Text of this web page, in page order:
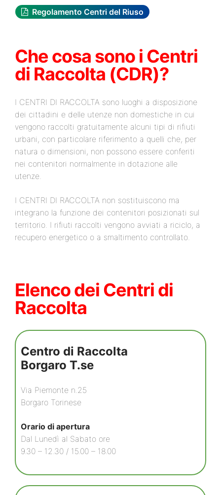
Regolamento Centri del Riuso
Che cosa sono i Centri
di Raccolta (CDR)?
I CENTRI DI RACCOLTA sono luoghi a disposizione
dei cittadini e delle utenze non domestiche in cui
vengono raccolti gratuitamente alcuni tipi di rifiuti
urbani, con particolare riferimento a quelli che, per
natura o dimensioni, non possono essere conferiti
nei contenitori normalmente in dotazione alle
utenze.
I CENTRI DI RACCOLTA non sostituiscono ma
integrano la funzione dei contenitori posizionati sul
territorio. I rifiuti raccolti vengono avviati a riciclo, a
recupero energetico o a smaltimento controllato.
Elenco dei Centri di
Raccolta
Centro di Raccolta
Borgaro T.se
Via Piemonte n.25
Borgaro Torinese
Orario di apertura
Dal Lunedì al Sabato ore
9.30 – 12.30 / 15.00 – 18.00